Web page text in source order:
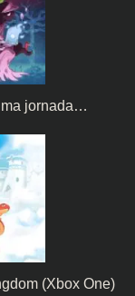
jornada…
(Xbox One)